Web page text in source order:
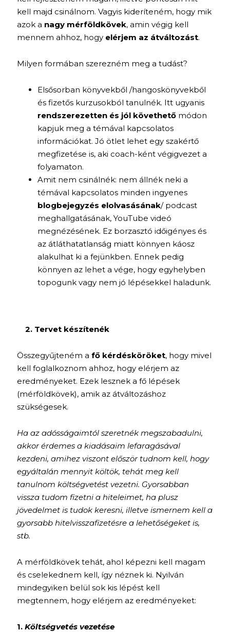
kell majd csinálnom. Vagyis kideríteném, hogy mik
azok a nagy mérföldkövek, amin végig kell
mennem ahhoz, hogy elérjem az átváltozást.
Milyen formában szerezném meg a tudást?
Elsősorban könyvekből /hangoskönyvekből
és fizetős kurzusokból tanulnék. Itt ugyanis
rendszerezetten és jól követhető módon
kapjuk meg a témával kapcsolatos
információkat. Jó ötlet lehet egy szakértő
megfizetése is, aki coach-ként végigvezet a
folyamaton.
Amit nem csinálnék: nem állnék neki a
témával kapcsolatos minden ingyenes
blogbejegyzés elolvasásának/ podcast
meghallgatásának, YouTube videó
megnézésének. Ez borzasztó időigényes és
az átláthatatlanság miatt könnyen káosz
alakulhat ki a fejünkben. Ennek pedig
könnyen az lehet a vége, hogy egyhelyben
topogunk vagy nem jó lépésekkel haladunk.
2. Tervet készítenék
Összegyűjteném a fő kérdésköröket, hogy mivel
kell foglalkoznom ahhoz, hogy elérjem az
eredményeket. Ezek lesznek a fő lépések
(mérföldkövek), amik az átváltozáshoz
szükségesek.
Ha az adósságaimtól szeretnék megszabadulni,
akkor érdemes a kiadásaim lefaragásával
kezdeni, amihez viszont először tudnom kell, hogy
egyáltalán mennyit költök, tehát meg kell
tanulnom költségvetést vezetni. Gyorsabban
vissza tudom fizetni a hiteleimet, ha plusz
jövedelmet is tudok keresni, illetve ismernem kell a
gyorsabb hitelvisszafizetésre a lehetőségeket is,
stb.
A mérföldkövek tehát, ahol képezni kell magam
és cselekednem kell, így néznek ki. Nyilván
mindegyiken belül sok kis lépést kell
megtennem, hogy elérjem az eredményeket:
1. Költségvetés vezetése